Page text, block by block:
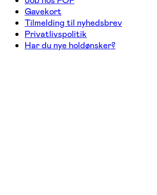
Gavekort
Tilmelding til nyhedsbrev
Privatlivspolitik
Har du nye holdønsker?